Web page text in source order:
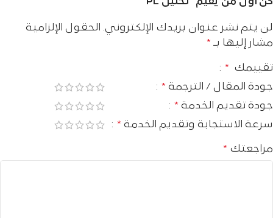
كن أول من يقيم “تحليل PL”
لن يتم نشر عنوان بريدك الإلكتروني. الحقول الإلزامية
مشار إليها بـ *
تقييمك *
جودة المقال / الترجمة *
جودة تقديم الخدمة *
سرعة الاستجابة وتقديم الخدمة *
مراجعتك *